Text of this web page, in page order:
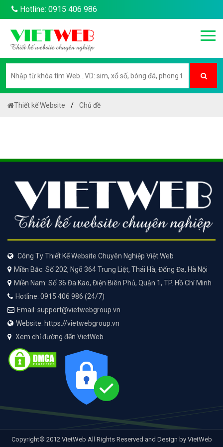
Hotline: 0915 406 986
Thiết kế Website Chủ đề
Công Ty Thiết Kế Website Chuyên Nghiệp Việt Web
Miền Bắc: Số 202, Ngõ 364 Trung Liệt, Thái Hà, Đống Đa, Hà Nội
Miền Nam: Số 36 Đa Kao, Điện Biên Phủ, Quận 1, TP. Hồ Chí Minh
Hotline: 0915 406 986 (24/7)
Email: support@vietwebgroup.vn
Website: https://vietwebgroup.vn
Xem chỉ đường đến VietWeb
Copyright© 2012 VietWeb All Rights Reserved and Design by VietWeb